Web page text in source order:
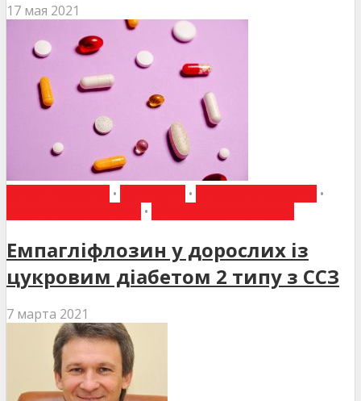
17 мая 2021
• •
•
•
Емпагліфлозин у дорослих із
цукровим діабетом 2 типу з ССЗ
7 марта 2021